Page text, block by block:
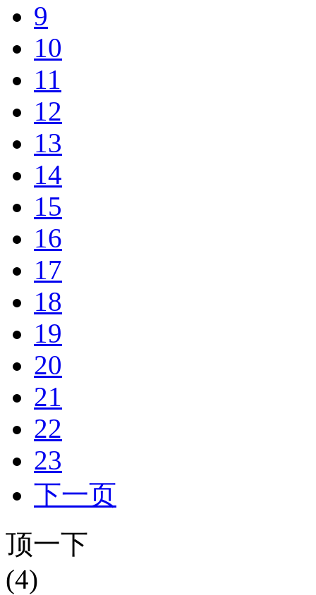
9
10
11
12
13
14
15
16
17
18
19
20
21
22
23
下一页
顶一下
(4)